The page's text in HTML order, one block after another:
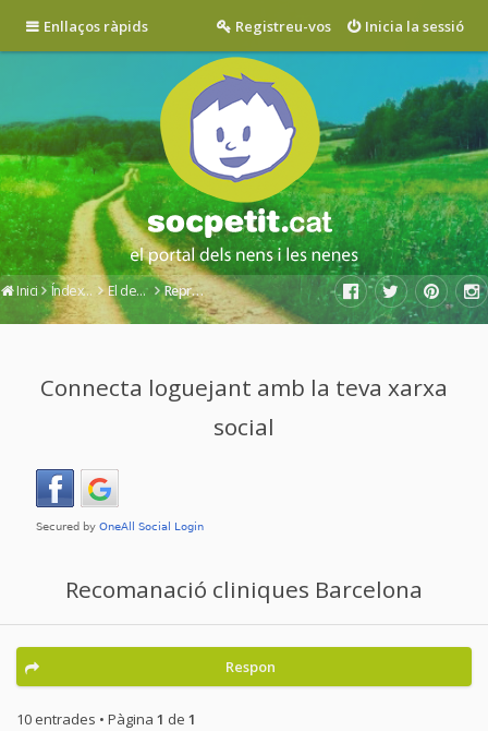
Enllaços ràpids Inicia la sessió
Registreu-vos
Inici Índex del fòrum El desig d'un nou bebè Reproducció assistida
Connecta loguejant amb la teva xarxa
social
Recomanació cliniques Barcelona
Respon
10 entrades • Pàgina 1 de 1